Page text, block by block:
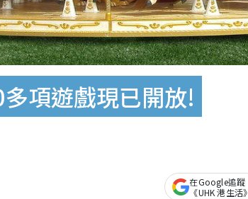
項遊戲現已開放!
在Google追蹤
《UHK 港生活》